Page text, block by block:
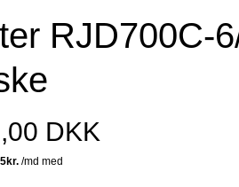
RJD700C-
DKK